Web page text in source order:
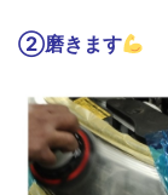
②磨きます